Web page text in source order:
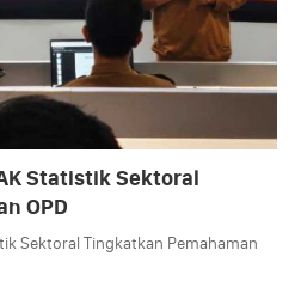
Statistik Sektoral
OPD
Sektoral Tingkatkan Pemahaman